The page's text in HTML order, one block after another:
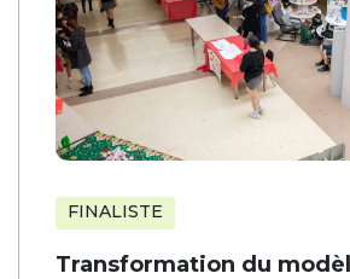
FINALISTE
Transformation du